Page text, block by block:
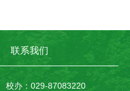
联系我们
校办：029-87083220